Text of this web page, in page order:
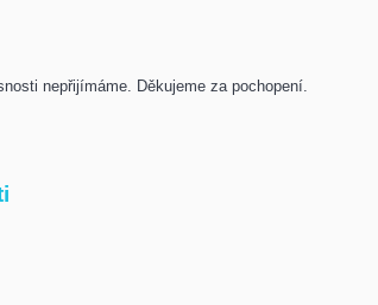
nepřijímáme. Děkujeme za pochopení.